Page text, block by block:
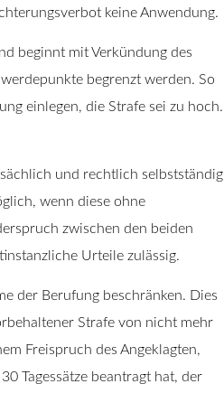
keine Anwendung.
beginnt mit Verkündung des
begrenzt werden. So
einlegen, die Strafe sei zu hoch.
und rechtlich selbstständig
wenn diese ohne
zwischen den beiden
Urteile zulässig.
der Berufung beschränken. Dies
Strafe von nicht mehr
Freispruch des Angeklagten,
Tagessätze beantragt hat, der